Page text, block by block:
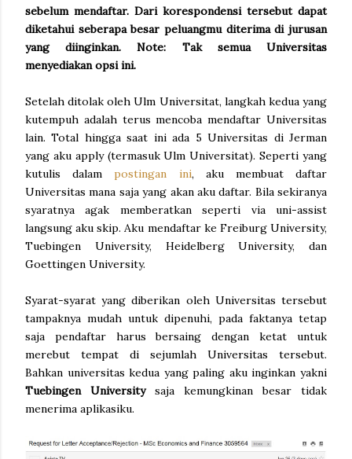
sebelum mendaftar. Dari korespondensi tersebut dapat
diketahui seberapa besar peluangmu diterima di jurusan
yang diinginkan. Note: Tak semua Universitas
menyediakan opsi ini.
Setelah ditolak oleh Ulm Universitat, langkah kedua yang
kutempuh adalah terus mencoba mendaftar Universitas
lain. Total hingga saat ini ada 5 Universitas di Jerman
yang aku apply (termasuk Ulm Universitat). Seperti yang
kutulis dalampostingan ini, aku membuat daftar
Universitas mana saja yang akan aku daftar. Bila sekiranya
syaratnya agak memberatkan seperti via uni-assist
langsung aku skip. Aku mendaftar ke Freiburg University,
Tuebingen University, Heidelberg University, dan
Goettingen University.
Syarat-syarat yang diberikan oleh Universitas tersebut
tampaknya mudah untuk dipenuhi, pada faktanya tetap
saja pendaftar harus bersaing dengan ketat untuk
merebut tempat di sejumlah Universitas tersebut.
Bahkan universitas kedua yang paling aku inginkan yakni
Tuebingen Universitysaja kemungkinan besar tidak
menerima aplikasiku.